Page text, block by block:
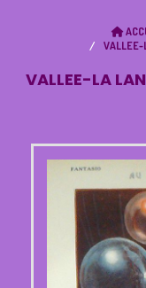
VALLEE-
VALLEE-LA